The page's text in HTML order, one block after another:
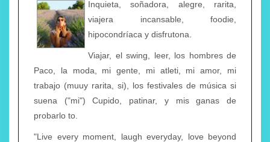
Inquieta, soñadora, alegre, rarita,
viajera incansable, foodie,
hipocondríaca y disfrutona.
Viajar, el swing, leer, los hombres de
Paco, la moda, mi gente, mi atleti, mi amor, mi
trabajo (muuy rarita, si), los festivales de música si
suena ("mi") Cupido, patinar, y mis ganas de
probarlo to.
"Live every moment, laugh everyday, love beyond